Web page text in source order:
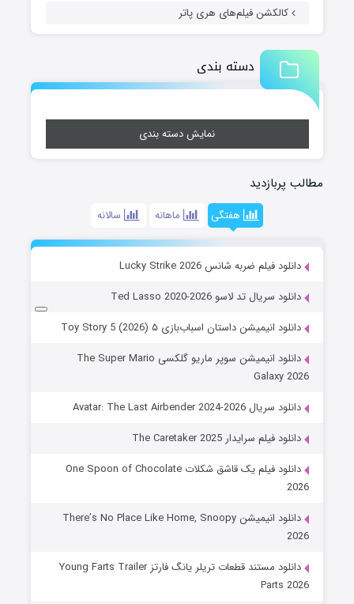
کالکشن فیلم‌های هری پاتر
دسته بندی
نمایش دسته بندی
مطالب پربازدید
هفتگی ماهانه سالانه
دانلود فیلم ضربه شانس Lucky Strike 2026
دانلود سریال تد لاسو Ted Lasso 2020-2026
دانلود انیمیشن داستان اسباب‌بازی ۵ Toy Story 5 (2026)
دانلود انیمیشن سوپر ماریو گلکسی The Super Mario
Galaxy 2026
دانلود سریال Avatar: The Last Airbender 2024-2026
دانلود فیلم سرایدار The Caretaker 2025
دانلود فیلم یک قاشق شکلات One Spoon of Chocolate
2026
دانلود انیمیشن There’s No Place Like Home, Snoopy
2026
دانلود مستند قطعات تریلر یانگ فارتز Young Farts Trailer
Parts 2026